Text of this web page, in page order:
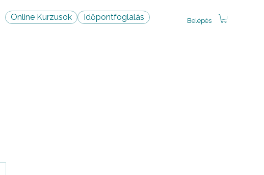
Online Kurzusok Időpontfoglalás Belépés